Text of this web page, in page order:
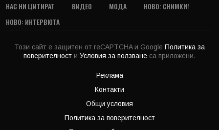
НАС НИ ЦИТИРАТ
ВИДЕО МОДА
НОВО: СНИМКИ!
НОВО: ИНТЕРВЮТА
Този сайт е защитен от reCAPTCHA и Google Политика за
поверителност и Условия за ползване са приложени.
Реклама
Контакти
Общи условия
Политика за поверителност